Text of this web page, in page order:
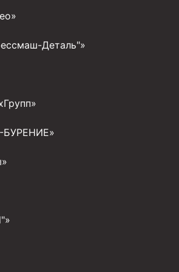
резьбовые РР
ПЦ и ЦЦ
цементирования
устьевые
Деталь"»